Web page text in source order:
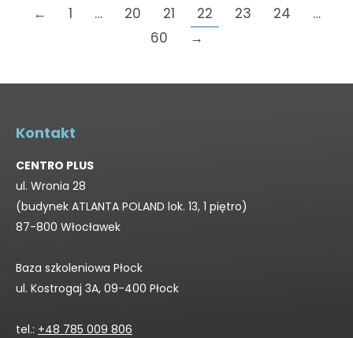
← 1 … 20 21 22 23 24
…
60
→
Kontakt
CENTRO PLUS
ul. Wronia 28
(budynek ATLANTA POLAND lok. 13, 1 piętro)
87-800 Włocławek
Baza szkoleniowa Płock
ul. Kostrogaj 3A, 09-400 Płock
tel.: +48 785 009 806